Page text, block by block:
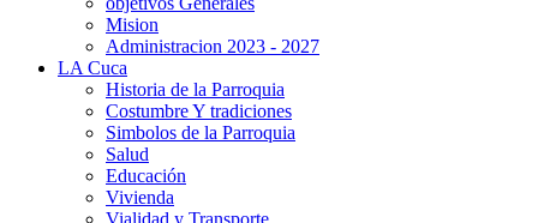
Mision
Administracion 2023 - 2027
LA Cuca
Historia de la Parroquia
Costumbre Y tradiciones
Simbolos de la Parroquia
Salud
Educación
Vivienda
Vialidad y Transporte